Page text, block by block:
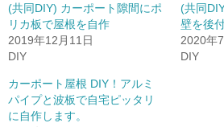
(共同DIY) カーポート隙間にポ
リカ板で屋根を自作
2019年12月11日
DIY
(共同
壁を後
2020年
DIY
カーポート屋根 DIY！アルミ
パイプと波板で自宅ピッタリ
に自作します。